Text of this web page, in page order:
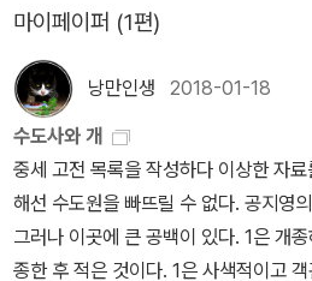
너무 쉽게 생각하고 키우면서도 많은
성하게 되었다...강아지를 키우기 시작
키우려고 마음먹었다면 이 책을 먼저 읽
하면서 달라진것인지 원문을 안봐서 모
보기에 좀 걸리는 단어들이 보이기도
에 자주나오는 단어들을 정리한 부분은
기엔 조금 어려운 부분도 있을터인데이
해를 도울수 있겠다 싶다 유심히 본 부
개와 침실에서 같이자는것에 대한것,개
것, 이런 부분들이었는데다른 내용들도
을 더 유독 자세히 본듯하다아마도 내
마이페이퍼 (1편)
낭만인생 2018-01-18
수도사와 개
중세 고전 목록을 작성하다 이상한 자
해선 수도원을 빠뜨릴 수 없다. 공지영
그러나 이곳에 큰 공백이 있다. 1은 개
종한 후 적은 것이다. 1은 사색적이고